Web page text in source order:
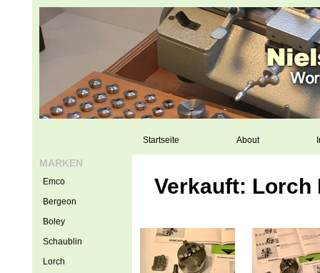
Startseite About
Verkauft: Lorch
MARKEN
Emco
Bergeon
Boley
Schaublin
Lorch